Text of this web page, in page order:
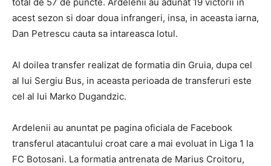
total de 57 de puncte. Ardelenii au adunat 19 victorii in
acest sezon si doar doua infrangeri, insa, in aceasta iarna,
Dan Petrescu cauta sa intareasca lotul.
Al doilea transfer realizat de formatia din Gruia, dupa cel
al lui Sergiu Bus, in aceasta perioada de transferuri este
cel al lui Marko Dugandzic.
Ardelenii au anuntat pe pagina oficiala de Facebook
transferul atacantului croat care a mai evoluat in Liga 1 la
FC Botosani. La formatia antrenata de Marius Croitoru,